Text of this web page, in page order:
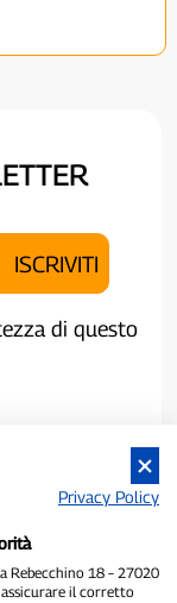
di questo
Privacy Policy
Rebecchino 18 – 27020
il corretto